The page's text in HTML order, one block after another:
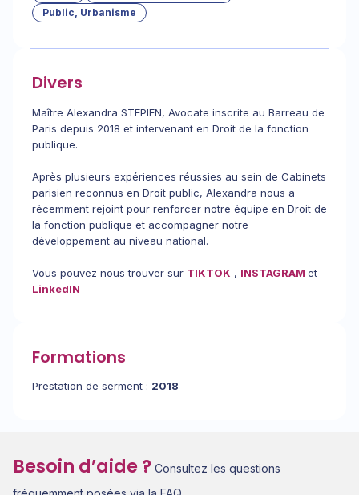
Public, Urbanisme
Divers
Maître Alexandra STEPIEN, Avocate inscrite au Barreau de
Paris depuis 2018 et intervenant en Droit de la fonction
publique.
Après plusieurs expériences réussies au sein de Cabinets
parisien reconnus en Droit public, Alexandra nous a
récemment rejoint pour renforcer notre équipe en Droit de
la fonction publique et accompagner notre
développement au niveau national.
Vous pouvez nous trouver sur TIKTOK , INSTAGRAM et
LinkedIN
Formations
Prestation de serment : 2018
Besoin d’aide ? Consultez les questions